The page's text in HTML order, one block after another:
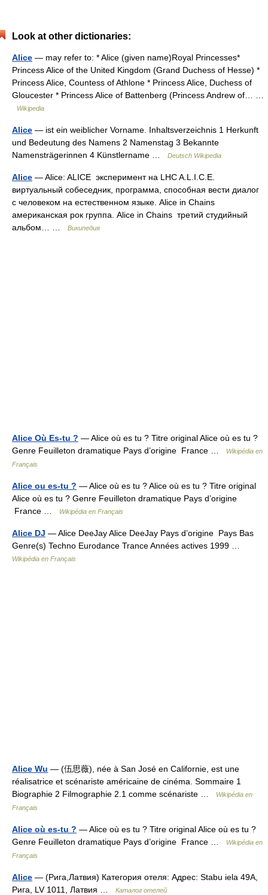
Look at other dictionaries:
Alice — may refer to: * Alice (given name)Royal Princesses*
Princess Alice of the United Kingdom (Grand Duchess of Hesse) *
Princess Alice, Countess of Athlone * Princess Alice, Duchess of
Gloucester * Princess Alice of Battenberg (Princess Andrew of… …
Wikipedia
Alice — ist ein weiblicher Vorname. Inhaltsverzeichnis 1 Herkunft
und Bedeutung des Namens 2 Namenstag 3 Bekannte
Namensträgerinnen 4 Künstlername …
Deutsch Wikipedia
Alice — Alice: ALICE эксперимент на LHC A.L.I.C.E.
виртуальный собеседник, программа, способная вести диалог
с человеком на естественном языке. Alice in Chains
американская рок группа. Alice in Chains третий студийный
альбом… …
Википедия
Alice Où Es-tu ? — Alice où es tu ? Titre original Alice où es tu ?
Genre Feuilleton dramatique Pays d’origine France …
Wikipédia en
Français
Alice ou es-tu ? — Alice où es tu ? Alice où es tu ? Titre original
Alice où es tu ? Genre Feuilleton dramatique Pays d’origine
France …
Wikipédia en Français
Alice DJ — Alice DeeJay Alice DeeJay Pays d’origine Pays Bas
Genre(s) Techno Eurodance Trance Années actives 1999 …
Wikipédia en Français
Alice Wu — (伍思薇), née à San José en Californie, est une
réalisatrice et scénariste américaine de cinéma. Sommaire 1
Biographie 2 Filmographie 2.1 comme scénariste …
Wikipédia en
Français
Alice où es-tu ? — Alice où es tu ? Titre original Alice où es tu ?
Genre Feuilleton dramatique Pays d’origine France …
Wikipédia en
Français
Alice — (Рига,Латвия) Категория отеля: Адрес: Stabu iela 49A,
Рига, LV 1011, Латвия …
Каталог отелей